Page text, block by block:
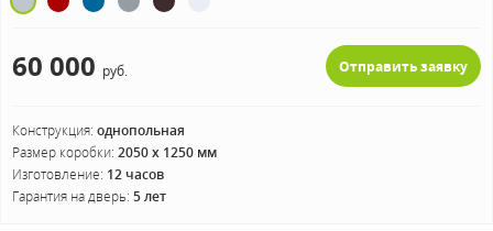
60 000 руб. Отправить заявку
Конструкция: однопольная
Размер коробки: 2050 х 1250 мм
Изготовление: 12 часов
Гарантия на дверь: 5 лет